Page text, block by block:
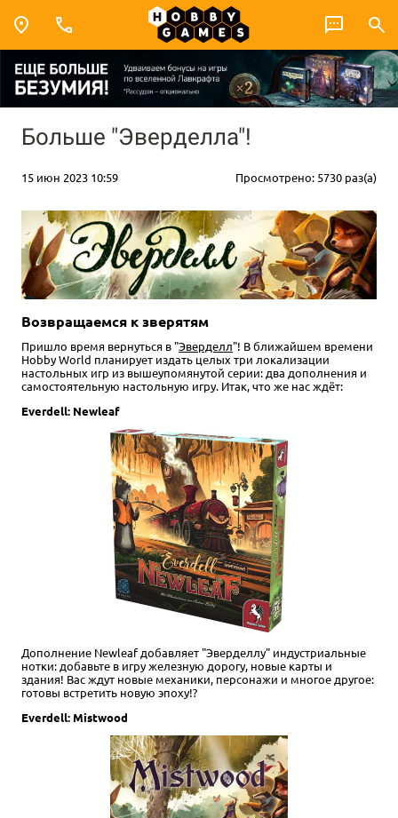
Больше "Эверделла"!
15 июн 2023 10:59 Просмотрено: 5730 раз(а)
Возвращаемся к зверятям
Пришло время вернуться в "Эверделл"! В ближайшем времени
Hobby World планирует издать целых три локализации
настольных игр из вышеупомянутой серии: два дополнения и
самостоятельную настольную игру. Итак, что же нас ждёт:
Everdell: Newleaf
Дополнение Newleaf добавляет "Эверделлу" индустриальные
нотки: добавьте в игру железную дорогу, новые карты и
здания! Вас ждут новые механики, персонажи и многое другое:
готовы встретить новую эпоху!?
Everdell: Mistwood